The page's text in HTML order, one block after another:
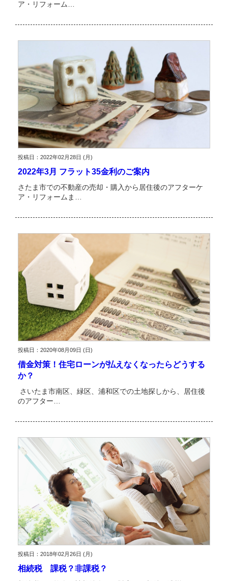
ア・リフォーム…
投稿日：2022年02月28日 (月)
2022年3月 フラット35金利のご案内
さたま市での不動産の売却・購入から居住後のアフターケ
ア・リフォームま…
投稿日：2020年08月09日 (日)
借金対策！住宅ローンが払えなくなったらどうする
か？
さいたま市南区、緑区、浦和区での土地探しから、居住後
のアフター…
投稿日：2018年02月26日 (月)
相続税 課税？非課税？